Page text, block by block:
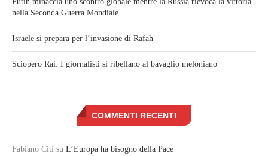
nella Seconda Guerra Mondiale
Israele si prepara per l’invasione di Rafah
Sciopero Rai: I giornalisti si ribellano al bavaglio meloniano
COMMENTI RECENTI
Fabiano Citi su L’Europa ha bisogno della Pace